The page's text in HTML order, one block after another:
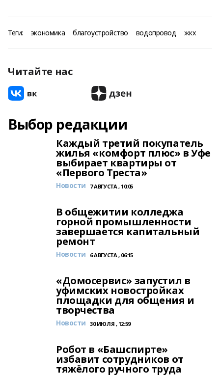
Теги: экономика благоустройство водопровод жкх
Читайте нас
Выбор редакции
Каждый третий покупатель
жилья «комфорт плюс» в Уфе
выбирает квартиры от
«Первого Треста»
Новости 7 АВГУСТА , 10:05
В общежитии колледжа
горной промышленности
завершается капитальный
ремонт
Новости 6 АВГУСТА , 06:15
«Домосервис» запустил в
уфимских новостройках
площадки для общения и
творчества
Новости 30 ИЮЛЯ , 12:59
Робот в «Башспирте»
избавит сотрудников от
тяжёлого ручного труда